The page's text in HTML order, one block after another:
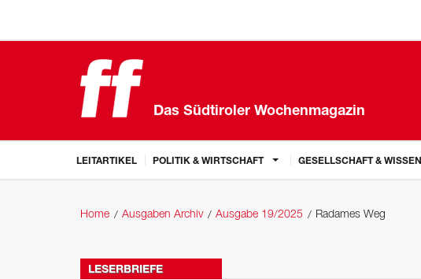
Das Südtiroler Wochenmagazin
LEITARTIKEL POLITIK & WIRTSCHAFT GESELLSCHAFT & WISSEN
Home Ausgaben Archiv Ausgabe 19/2025 Radames Weg
LESERBRIEFE